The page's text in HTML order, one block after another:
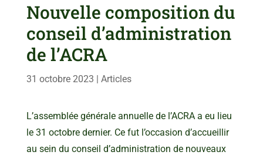
Nouvelle composition du
conseil d’administration
de l’ACRA
31 octobre 2023 | Articles
L’assemblée générale annuelle de l’ACRA a eu lieu
le 31 octobre dernier. Ce fut l’occasion d’accueillir
au sein du conseil d’administration de nouveaux